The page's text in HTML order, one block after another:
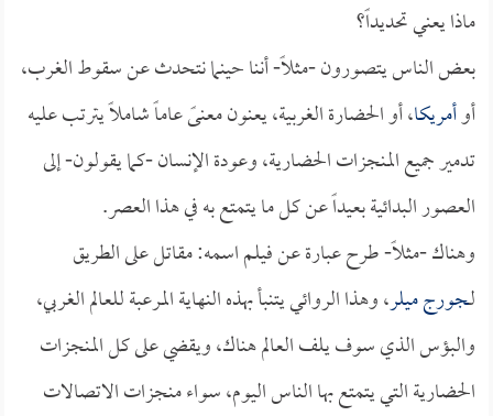
ماذا يعني تحديداً؟
بعض الناس يتصورون -مثلاً- أننا حينما نتحدث عن سقوط الغرب،
أوأمريكا، أو الحضارة الغربية، يعنون معنىً عاماً شاملاً يترتب عليه
تدمير جميع المنجزات الحضارية، وعودة الإنسان -كما يقولون- إلى
العصور البدائية بعيداً عن كل ما يتمتع به في هذا العصر.
وهناك -مثلاً- طرح عبارة عن فيلم اسمه: مقاتل على الطريق
لـجورج ميلر، وهذا الروائي يتنبأ بهذه النهاية المرعبة للعالم الغربي،
والبؤس الذي سوف يلف العالم هناك، ويقضي على كل المنجزات
الحضارية التي يتمتع بها الناس اليوم، سواء منجزات الاتصالات